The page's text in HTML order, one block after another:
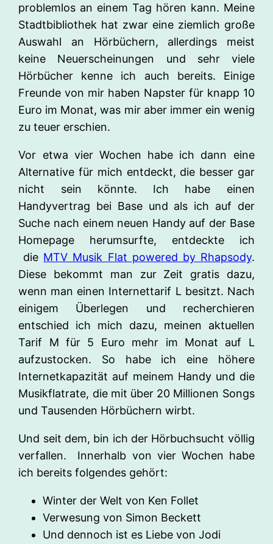
problemlos an einem Tag hören kann. Meine
Stadtbibliothek hat zwar eine ziemlich große
Auswahl an Hörbüchern, allerdings meist
keine Neuerscheinungen und sehr viele
Hörbücher kenne ich auch bereits. Einige
Freunde von mir haben Napster für knapp 10
Euro im Monat, was mir aber immer ein wenig
zu teuer erschien.
Vor etwa vier Wochen habe ich dann eine
Alternative für mich entdeckt, die besser gar
nicht sein könnte. Ich habe einen
Handyvertrag bei Base und als ich auf der
Suche nach einem neuen Handy auf der Base
Homepage herumsurfte, entdeckte ich
die MTV Musik Flat powered by Rhapsody.
Diese bekommt man zur Zeit gratis dazu,
wenn man einen Internettarif L besitzt. Nach
einigem Überlegen und recherchieren
entschied ich mich dazu, meinen aktuellen
Tarif M für 5 Euro mehr im Monat auf L
aufzustocken. So habe ich eine höhere
Internetkapazität auf meinem Handy und die
Musikflatrate, die mit über 20 Millionen Songs
und Tausenden Hörbüchern wirbt.
Und seit dem, bin ich der Hörbuchsucht völlig
verfallen. Innerhalb von vier Wochen habe
ich bereits folgendes gehört:
Winter der Welt von Ken Follet
Verwesung von Simon Beckett
Und dennoch ist es Liebe von Jodi